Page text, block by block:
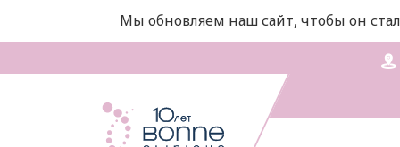
Мы обновляем наш сайт, чтобы он